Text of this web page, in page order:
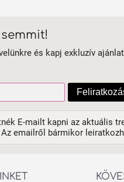
és kapj exkluzív
E-mailt kapni az aktuális
emailről bármikor